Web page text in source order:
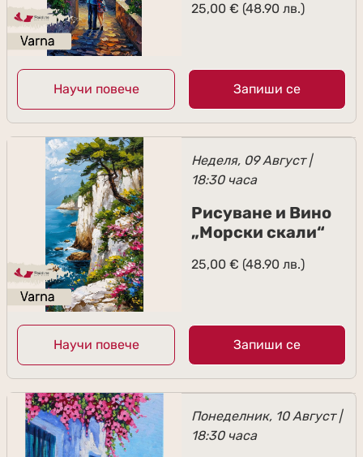
25,00 € (48.90 лв.)
Научи повече Запиши се
Неделя, 09 Август |
18:30 часа
Рисуване и Вино
„Морски скали“
25,00 € (48.90 лв.)
Научи повече Запиши се
Понеделник, 10 Август |
18:30 часа